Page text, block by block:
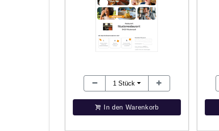
1Stück
In den Warenkorb